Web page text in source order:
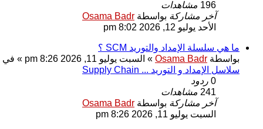
196 مشاهدات
آخر مشاركة بواسطة Osama Badr
الأحد يوليو 12, 2026 8:02 pm
ما هي سلسلة الإمداد والتوريد SCM ؟
بواسطة Osama Badr » السبت يوليو 11, 2026 8:26 pm » في
سلاسل الإمداد و التوريد ... Supply Chain
0 ردود
241 مشاهدات
آخر مشاركة بواسطة Osama Badr
السبت يوليو 11, 2026 8:26 pm